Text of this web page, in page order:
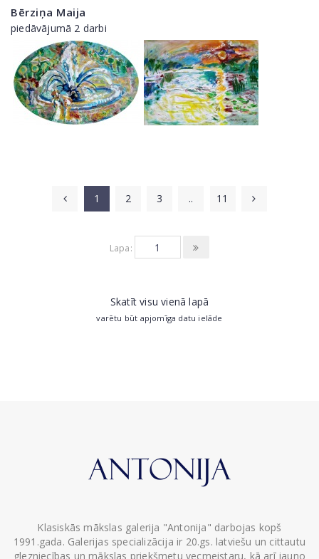
Bērziņa Maija
piedāvājumā 2 darbi
1 2 3 .. 11
Lapa:
Skatīt visu vienā lapā
varētu būt apjomīga datu ielāde
Klasiskās mākslas galerija "Antonija" darbojas kopš
1991.gada. Galerijas specializācija ir 20.gs. latviešu un cittautu
glezniecības un mākslas priekšmetu vecmeistaru, kā arī jauno